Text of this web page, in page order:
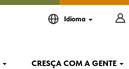
Idioma
CRESÇA COM A GENTE